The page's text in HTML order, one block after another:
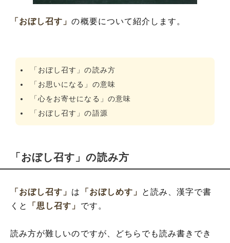
「おぼし召す」の概要について紹介します。
「おぼし召す」の読み方
「お思いになる」の意味
「心をお寄せになる」の意味
「おぼし召す」の語源
「おぼし召す」の読み方
「おぼし召す」 は 「おぼしめす」
と読み、漢字で書
くと
「思し召す」 です。
読み方が難しいのですが、どちらでも読み書きでき